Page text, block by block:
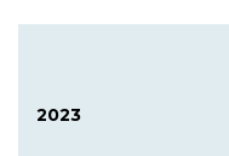
2023